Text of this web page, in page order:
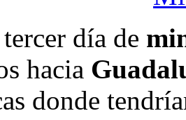
día de
hacia
donde